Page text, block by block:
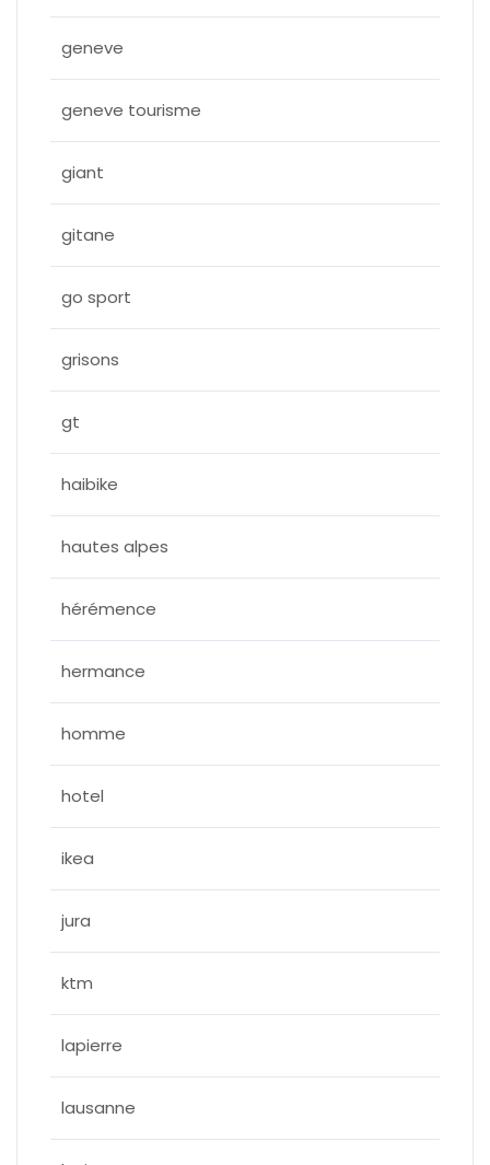
geneve
geneve tourisme
giant
gitane
go sport
grisons
gt
haibike
hautes alpes
hérémence
hermance
homme
hotel
ikea
jura
ktm
lapierre
lausanne